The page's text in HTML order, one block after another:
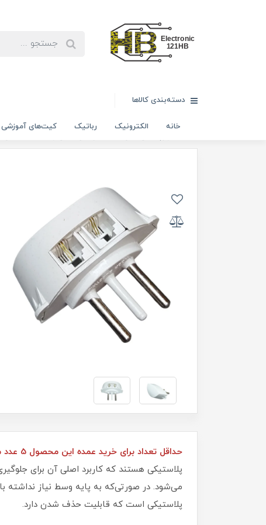
دسته‌بندی کالاها
خانه الکترونیک رباتیک کیت‌های آموزشی
حداقل تعداد برای خرید عمده این محصول 5 عدد می‌باشد.
پلاستیکی هستند که کاربرد اصلی آن برای
می‌شود. در صورتی‌که به پایه وسط نیاز نداشته
پلاستیکی است که قابلیت حذف شدن دارد.